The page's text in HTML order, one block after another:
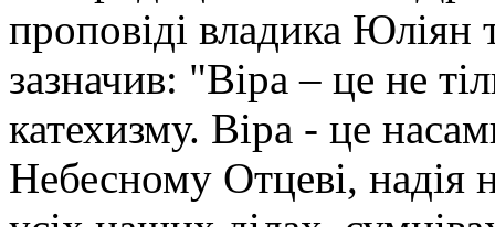
проповіді владика Юліян
зазначив: "Віра – це не
катехизму. Віра - це
Небесному Отцеві, надія